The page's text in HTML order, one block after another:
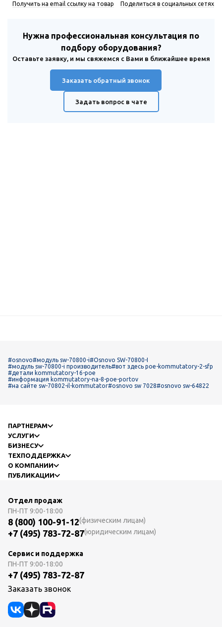
Получить на email ссылку на товар Поделиться в социальных сетях
Нужна профессиональная консультация по
подбору оборудования?
Оставьте заявку, и мы свяжемся с Вами в ближайшее время
Заказать обратный звонок
Задать вопрос в чате
#osnovo#модуль sw-70800-i
#Osnovo SW-70800-I
#модуль sw-70800-i производитель#вот здесь poe-kommutatory-2-sfp
#детали kommutatory-16-poe
#информация kommutatory-na-8-poe-portov
#на сайте sw-70802-il-kommutator#osnovo sw 7028#osnovo sw-64822
ПАРТНЕРАМ
УСЛУГИ
БИЗНЕСУ
ТЕХПОДДЕРЖКА
О КОМПАНИИ
ПУБЛИКАЦИИ
Отдел продаж
ПН-ПТ 9:00-18:00
8 (800) 100-91-12(физическим лицам)
+7 (495) 783-72-87(юридическим лицам)
Сервис и поддержка
ПН-ПТ 9:00-18:00
+7 (495) 783-72-87
Заказать звонок